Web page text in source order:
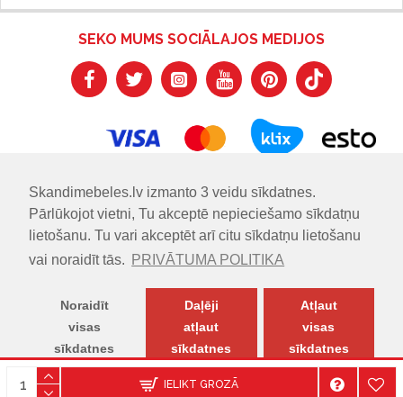
Skandimebeles.lv izmanto 3 veidu sīkdatnes.
Pārlūkojot vietni, Tu akceptē nepieciešamo sīkdatņu
lietošanu. Tu vari akceptēt arī citu sīkdatņu lietošanu
vai noraidīt tās.
PRIVĀTUMA POLITIKA
Noraidīt
visas
sīkdatnes
Daļēji
atļaut
sīkdatnes
Atļaut
visas
sīkdatnes
IELIKT GROZĀ
SEKO MUMS SOCIĀLAJOS MEDIJOS
© SKANDIMĒBELES.LV | Skandināvu dizaina mēbeļu salons.